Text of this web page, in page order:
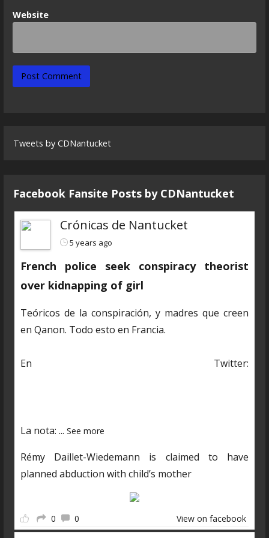
Website
Tweets by CDNantucket
Facebook Fansite Posts by ‎CDNantucket
Crónicas de Nantucket
5 years ago
French police seek conspiracy theorist
over kidnapping of girl
Teóricos de la conspiración, y madres que creen
en Qanon. Todo esto en Francia.
En Twitter:
La nota: ... See more
Rémy Daillet-Wiedemann is claimed to have
planned abduction with child’s mother
0 0 View on facebook